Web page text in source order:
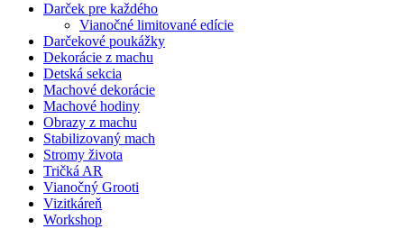
Darček pre každého
Vianočné limitované edície
Darčekové poukážky
Dekorácie z machu
Detská sekcia
Machové dekorácie
Machové hodiny
Obrazy z machu
Stabilizovaný mach
Stromy života
Tričká AR
Vianočný Grooti
Vizitkáreň
Workshop